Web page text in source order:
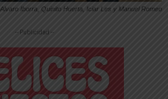
Alvaro Iborra, Quinito Huerta, Iciar Les y Manuel Romeo
-- Publicidad --